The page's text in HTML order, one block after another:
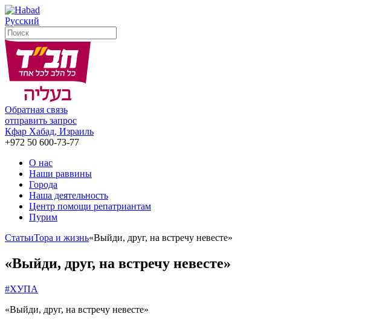
Русский
Обратная связь
отправить запрос
Кфар Хабад, Израиль
+972 50 600-73-77
О нас
Наши раввины
Города
Наша деятельность
Центр помощи репатриантам
Пурим
СтатьиТора и жизнь«Выйди, друг, на встречу невесте»
«Выйди, друг, на встречу невесте»
#ХУПА
«Выйди, друг, на встречу невесте»